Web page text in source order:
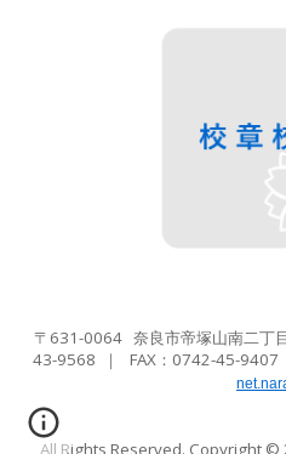
〒631-0064 奈良市帝塚山南二丁
43-9568 ｜ FAX： 0742-45-9407
All Rights Reserved. Copyright ©